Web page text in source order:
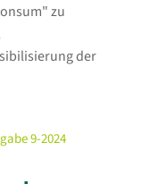
zu
der